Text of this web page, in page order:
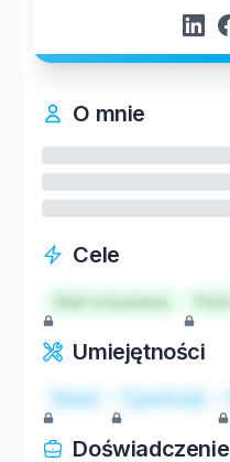
O mnie
Cele
Start a business
Umiejętności
React TypeScript
Doświadczenie